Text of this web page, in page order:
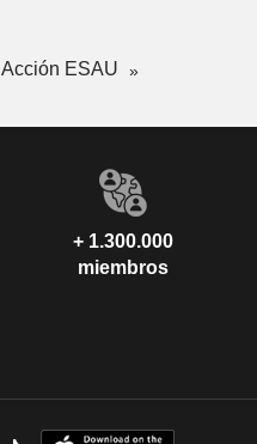
Acción ESAU
+ 1.300.000
miembros